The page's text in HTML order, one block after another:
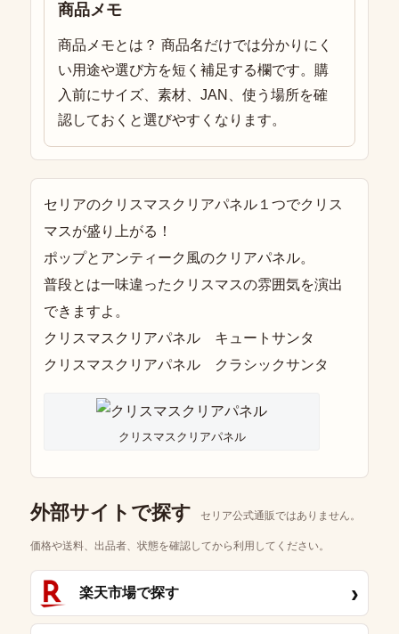
商品メモ
商品メモとは？ 商品名だけでは分かりにく
い用途や選び方を短く補足する欄です。購
入前にサイズ、素材、JAN、使う場所を確
認しておくと選びやすくなります。
セリアのクリスマスクリアパネル１つでクリス
マスが盛り上がる！
ポップとアンティーク風のクリアパネル。
普段とは一味違ったクリスマスの雰囲気を演出
できますよ。
クリスマスクリアパネル キュートサンタ
クリスマスクリアパネル クラシックサンタ
クリスマスクリアパネル
外部サイトで探す セリア公式通販ではありません。
価格や送料、出品者、状態を確認してから利用してください。
楽天市場で探す
›